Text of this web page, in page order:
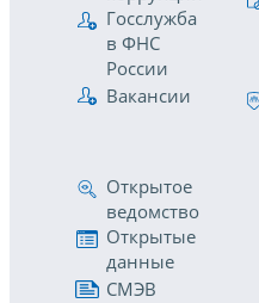
Госслужба
в ФНС
России
Вакансии
Открытое
ведомство
Открытые
данные
СМЭВ